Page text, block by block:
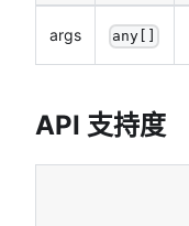
args any[]
API 支持度